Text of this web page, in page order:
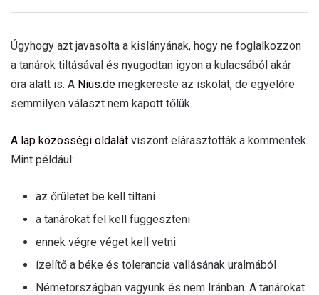
Úgyhogy azt javasolta a kislányának, hogy ne foglalkozzon
a tanárok tiltásával és nyugodtan igyon a kulacsából akár
óra alatt is. A Nius.de megkereste az iskolát, de egyelőre
semmilyen választ nem kapott tőlük.
A lap közösségi oldalát viszont elárasztották a kommentek.
Mint például:
az őrületet be kell tiltani
a tanárokat fel kell függeszteni
ennek végre véget kell vetni
ízelítő a béke és tolerancia vallásának uralmából
Németországban vagyunk és nem Iránban. A tanárokat